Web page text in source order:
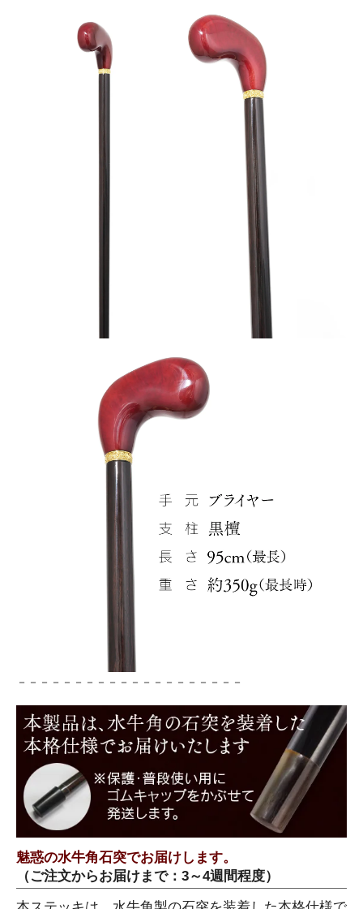
－－－－－－－－－－－－－－－－－－－－
魅惑の水牛角石突でお届けします。
（ご注文からお届けまで：3～4週間程度）